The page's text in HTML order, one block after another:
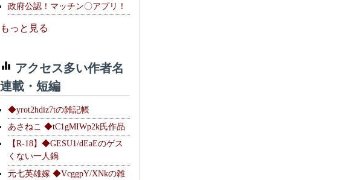
政府公認！マッチン〇アプリ！
もっと見る
アクセス多い作者名
連載・短編
◆yrot2hdiz7tの雑記帳
あさねこ ◆tC1gMIWp2k氏作品
【R-18】◆GESU1/dEaEのゲス
くない一人鍋
元七英雄嫁 ◆VcggpY/XNkの雑